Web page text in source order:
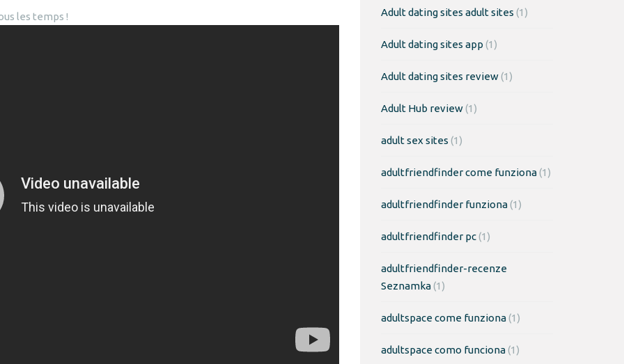
Adult dating sites adult sites (1)
Adult dating sites app (1)
Adult dating sites review(1)
Adult Hub review(1)
adult sex sites (1)
adultfriendfinder come funziona(1)
adultfriendfinder funziona(1)
adultfriendfinder pc(1)
adultfriendfinder-recenze
Seznamka(1)
adultspace come funziona(1)
adultspace como funciona(1)